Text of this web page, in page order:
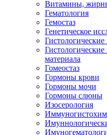
Витамины,
Гематология
Гемостаз
Генетическое
материала
Гомеостаз
Гормоны крови
Гормоны мочи
Гормоны слюны
Изосерология